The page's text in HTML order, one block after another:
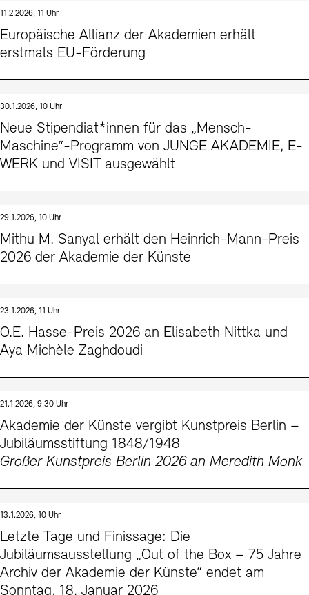
11.2.2026, 11 Uhr
Europäische Allianz der Akademien erhält
erstmals EU-Förderung
30.1.2026, 10 Uhr
Neue Stipendiat*innen für das „Mensch-
Maschine“-Programm von JUNGE AKADEMIE, E-
WERK und VISIT ausgewählt
29.1.2026, 10 Uhr
Mithu M. Sanyal erhält den Heinrich-Mann-Preis
2026 der Akademie der Künste
23.1.2026, 11 Uhr
O.E. Hasse-Preis 2026 an Elisabeth Nittka und
Aya Michèle Zaghdoudi
21.1.2026, 9.30 Uhr
Akademie der Künste vergibt Kunstpreis Berlin –
Jubiläumsstiftung 1848/1948
Großer Kunstpreis Berlin 2026 an Meredith Monk
13.1.2026, 10 Uhr
Letzte Tage und Finissage: Die
Jubiläumsausstellung „Out of the Box – 75 Jahre
Archiv der Akademie der Künste“ endet am
Sonntag, 18. Januar 2026